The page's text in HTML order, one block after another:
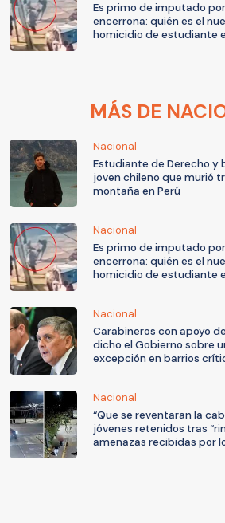
Es primo de imputado
encerrona: quién es el
homicidio de estudiante
MÁS DE
Nacional
Estudiante de Derecho y
joven chileno que murió
montaña en Perú
Nacional
Es primo de imputado
encerrona: quién es el
homicidio de estudiante
Nacional
Carabineros con apoyo de
dicho el Gobierno sobre
excepción en barrios
Nacional
“Que se reventaran la
jóvenes retenidos tras
amenazas recibidas por